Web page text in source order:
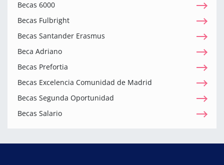
Becas 6000
Becas Fulbright
Becas Santander Erasmus
Beca Adriano
Becas Prefortia
Becas Excelencia Comunidad de Madrid
Becas Segunda Oportunidad
Becas Salario